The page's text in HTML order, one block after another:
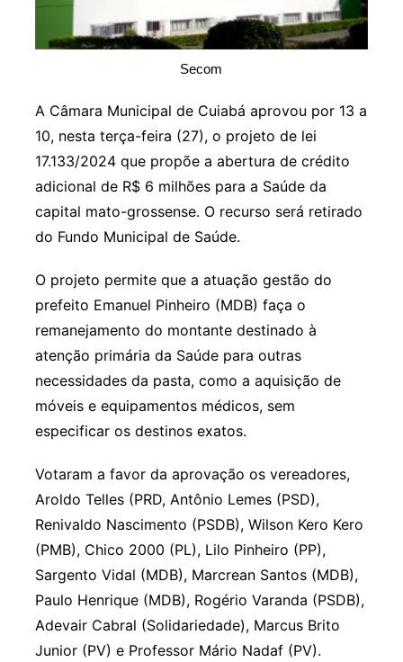
Secom
A Câmara Municipal de Cuiabá aprovou por 13 a
10, nesta terça-feira (27), o projeto de lei
17.133/2024 que propõe a abertura de crédito
adicional de R$ 6 milhões para a Saúde da
capital mato-grossense. O recurso será retirado
do Fundo Municipal de Saúde.
O projeto permite que a atuação gestão do
prefeito Emanuel Pinheiro (MDB) faça o
remanejamento do montante destinado à
atenção primária da Saúde para outras
necessidades da pasta, como a aquisição de
móveis e equipamentos médicos, sem
especificar os destinos exatos.
Votaram a favor da aprovação os vereadores,
Aroldo Telles (PRD, Antônio Lemes (PSD),
Renivaldo Nascimento (PSDB), Wilson Kero Kero
(PMB), Chico 2000 (PL), Lilo Pinheiro (PP),
Sargento Vidal (MDB), Marcrean Santos (MDB),
Paulo Henrique (MDB), Rogério Varanda (PSDB),
Adevair Cabral (Solidariedade), Marcus Brito
Junior (PV) e Professor Mário Nadaf (PV).